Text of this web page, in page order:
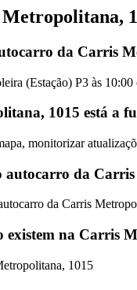
da Carris
(Estação) P3 às
1015 está a
monitorizar
autocarro da
da Carris
existem na Carris
1015